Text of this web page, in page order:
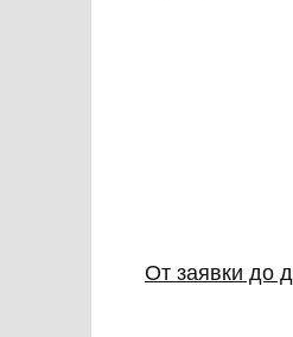
От заявки до